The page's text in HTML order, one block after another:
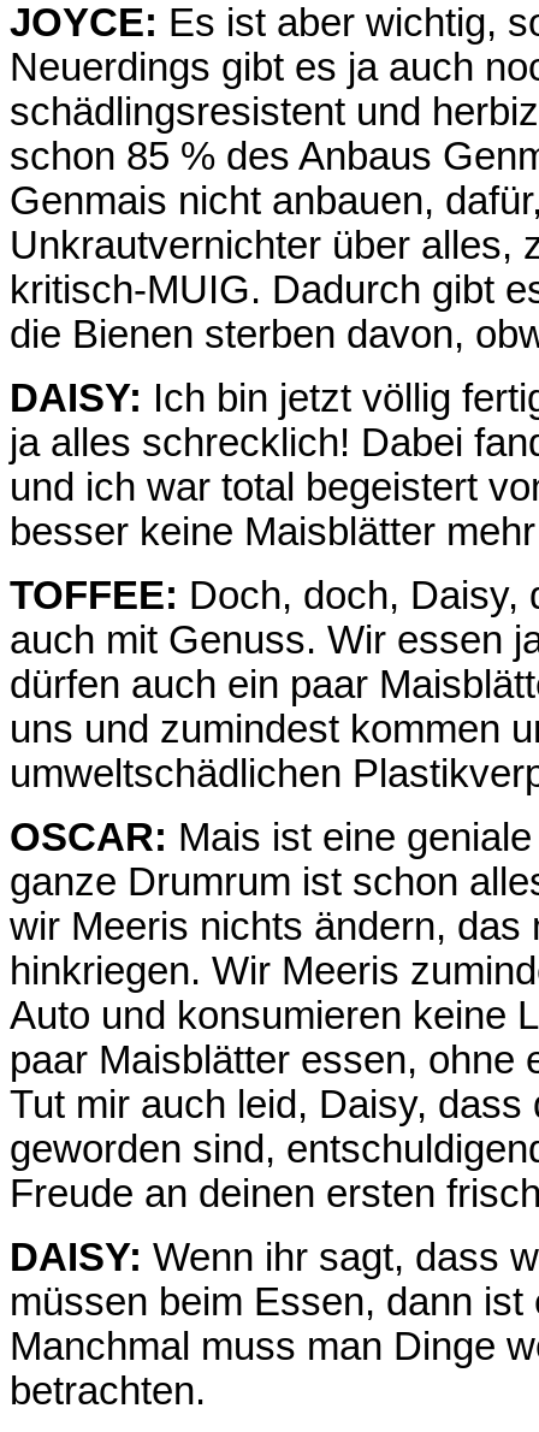
JOYCE: Es ist aber wichtig,
Neuerdings gibt es ja auch
schädlingsresistent und
schon 85 % des Anbaus
Genmais nicht anbauen,
Unkrautvernichter über alles,
kritisch-MUIG. Dadurch gibt
die Bienen sterben davon,
DAISY: Ich bin jetzt völlig
ja alles schrecklich! Dabei
und ich war total begeistert
besser keine Maisblätter
TOFFEE: Doch, doch, Daisy,
auch mit Genuss. Wir essen
dürfen auch ein paar
uns und zumindest kommen
umweltschädlichen
OSCAR: Mais ist eine
ganze Drumrum ist schon
wir Meeris nichts ändern,
hinkriegen. Wir Meeris
Auto und konsumieren keine
paar Maisblätter essen, ohne
Tut mir auch leid, Daisy,
geworden sind,
Freude an deinen ersten
DAISY: Wenn ihr sagt, dass
müssen beim Essen, dann
Manchmal muss man Dinge
betrachten.